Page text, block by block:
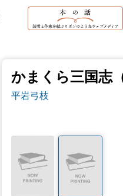
かまくら三国志
平岩弓枝